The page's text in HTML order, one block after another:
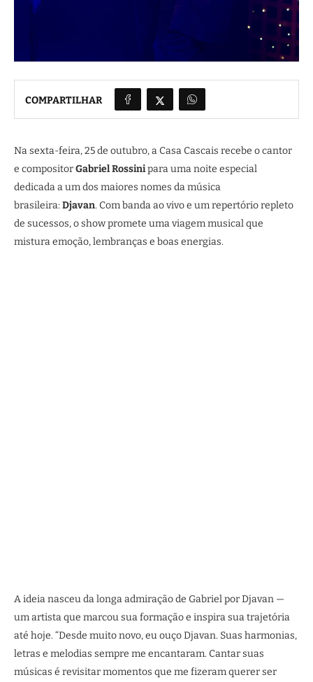
COMPARTILHAR
Na sexta-feira, 25 de outubro, a Casa Cascais recebe o cantor
e compositorGabriel Rossinipara uma noite especial
dedicada a um dos maiores nomes da música
brasileira: Djavan. Com banda ao vivo e um repertório repleto
de sucessos, o show promete uma viagem musical que
mistura emoção, lembranças e boas energias.
A ideia nasceu da longa admiração de Gabriel por Djavan —
um artista que marcou sua formação e inspira sua trajetória
até hoje. “Desde muito novo, eu ouço Djavan. Suas harmonias,
letras e melodias sempre me encantaram. Cantar suas
músicas é revisitar momentos que me fizeram querer ser